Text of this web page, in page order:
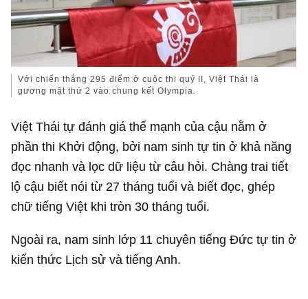
Với chiến thắng 295 điểm ở cuộc thi quý II, Việt Thái là
gương mặt thứ 2 vào chung kết Olympia.
Việt Thái tự đánh giá thế mạnh của cậu nằm ở
phần thi Khởi động, bởi nam sinh tự tin ở khả năng
đọc nhanh và lọc dữ liệu từ câu hỏi. Chàng trai tiết
lộ cậu biết nói từ 27 tháng tuổi và biết đọc, ghép
chữ tiếng Việt khi tròn 30 tháng tuổi.
Ngoài ra, nam sinh lớp 11 chuyên tiếng Đức tự tin ở
kiến thức Lịch sử và tiếng Anh.